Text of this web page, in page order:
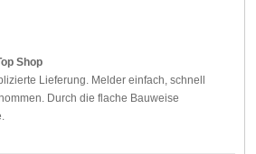
Shop
Lieferung. Melder einfach, schnell
Durch die flache Bauweise